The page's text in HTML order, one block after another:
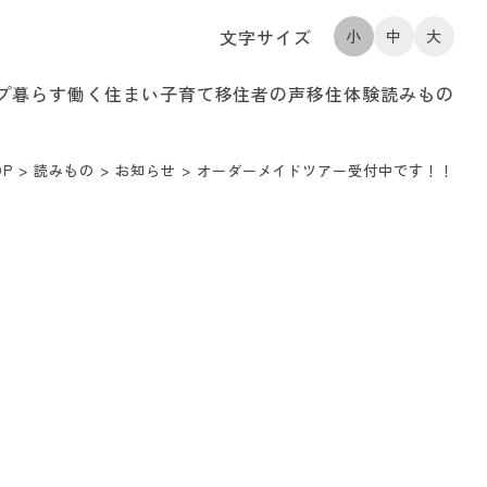
文字サイズ 小 中 大
暮らす働く 住まい子育て移住者の声移住体験読みもの
>読みもの > お知らせ > オーダーメイドツアー受付中です！！